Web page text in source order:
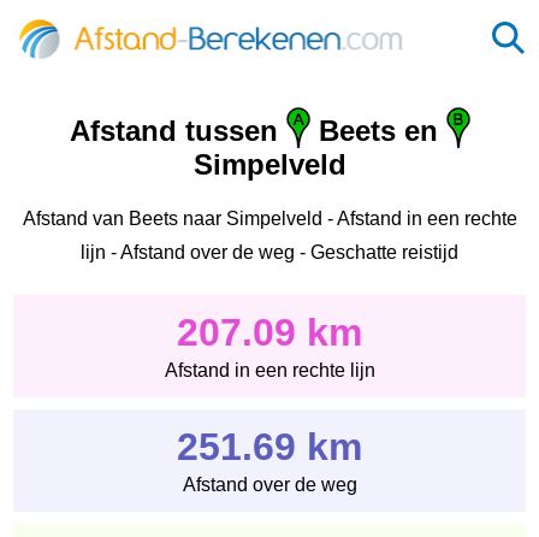
Afstand tussen
Beets en
Simpelveld
Afstand van Beets naar Simpelveld - Afstand in een rechte
lijn - Afstand over de weg - Geschatte reistijd
207.09 km
Afstand in een rechte lijn
251.69 km
Afstand over de weg